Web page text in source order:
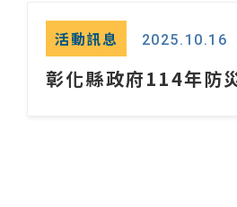
活動訊息 2025.10.16
彰化縣政府114年防